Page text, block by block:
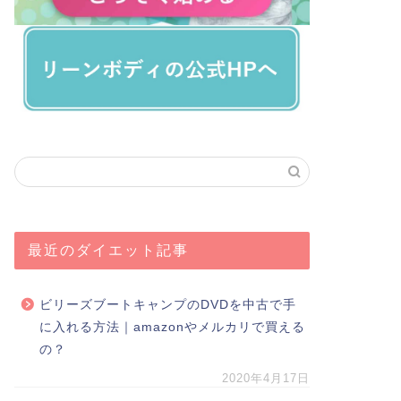
最近のダイエット記事
ビリーズブートキャンプのDVDを中古で手
に入れる方法｜amazonやメルカリで買える
の？
2020年4月17日